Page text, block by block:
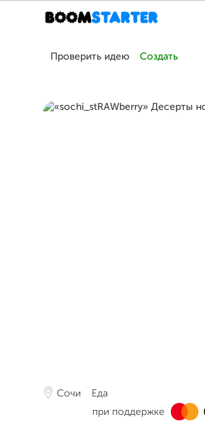
Проверить идею Создать
Сочи
Еда
при поддержке